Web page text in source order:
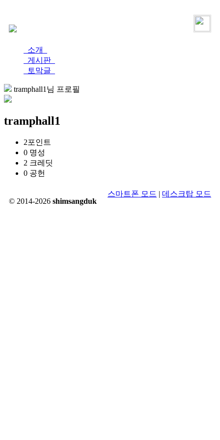
소개
게시판
토막글
tramphall1님 프로필
tramphall1
2포인트
0 명성
2 크레딧
0 공헌
© 2014-2026 shimsangduk
스마트폰 모드 | 데스크탑 모드